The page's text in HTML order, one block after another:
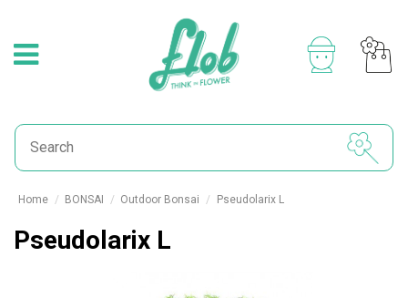
Home BONSAI Outdoor Bonsai Pseudolarix L
Pseudolarix L